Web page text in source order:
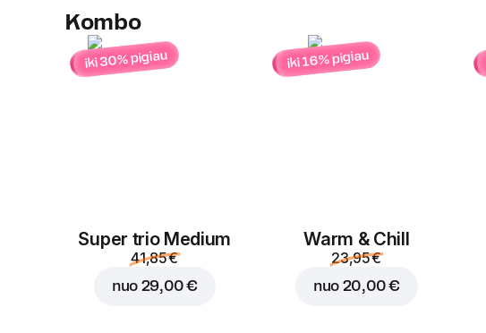
Kombo
iki 30% pigiau
Super trio Medium
41,85 €
nuo 29,00 €
iki 16% pigiau
Warm & Chill
23,95 €
nuo 20,00 €